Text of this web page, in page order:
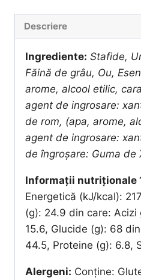
STAFIDE
(1Kg)
Descriere
Ingrediente: Stafide,
Făină de grâu, Ou,
arome, alcool etilic,
agent de ingrosare:
de rom, (apa, arome,
agent de ingrosare:
de îngroșare: Guma de
Informații nutriționale
Energetică (kJ/kcal):
(g): 24.9 din care: Acizi
15.6, Glucide (g): 68
44.5, Proteine (g): 6.8,
Alergeni: Conține: